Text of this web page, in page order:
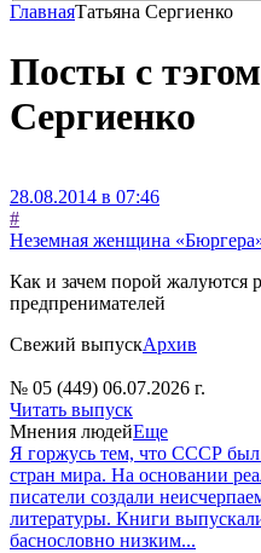
ГлавнаяТатьяна Сергиенко
Посты с
Сергиенко
28.08.2014 в 07:46
#
Неземная женщина
Как и зачем порой жалуются
предпренимателей
Свежий выпускАрхив
№ 05 (449) 06.07.2026 г.
Читать выпуск
Мнения людейЕще
Я горжусь тем, что СССР
стран мира. На основании
писатели создали
литературы. Книги
баснословно низким...